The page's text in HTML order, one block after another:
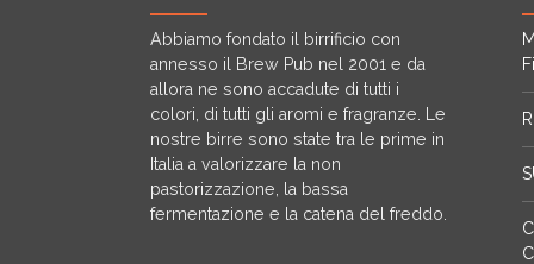
a
z
i
o
n
Abbiamo fondato il birrificio con
annesso il Brew Pub nel 2001 e da
allora ne sono accadute di tutti i
colori, di tutti gli aromi e fragranze. Le
nostre birre sono state tra le prime in
Italia a valorizzare la non
pastorizzazione, la bassa
fermentazione e la catena del freddo.